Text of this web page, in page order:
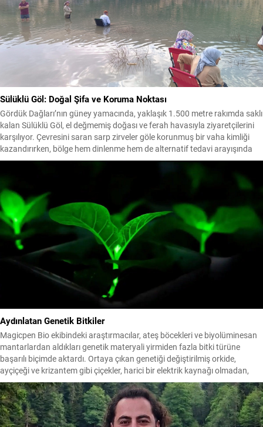
Sülüklü Göl: Doğal Şifa ve Koruma Noktası
Gördük Dağları’nın güney yamacında, yaklaşık 1.500 metre rakımda saklı
kalan Sülüklü Göl, el değmemiş doğası ve ferah havasıyla ziyaretçilerini
karşılıyor. Çevresini saran sarp zirveler göle korunmuş bir vaha kimliği
kazandırırken, bölge hem dinlenme hem de alternatif tedavi arayışında
olanlar için cazip hale geliyor. Gölün adını aldığı sülükler, yörede alternatif
Aydınlatan Genetik Bitkiler
Magicpen Bio ekibindeki araştırmacılar, ateş böcekleri ve biyolüminesan
mantarlardan aldıkları genetik materyali yirmiden fazla bitki türüne
başarılı biçimde aktardı. Ortaya çıkan genetiği değiştirilmiş orkide,
ayçiçeği ve krizantem gibi çiçekler, harici bir elektrik kaynağı olmadan,
yalnızca su ve gübreyle uzun süreli ışık verebiliyor. Pekin’deki
Zhongguancun Forumu’nda sergilenen bu canlı bitkiler, şarj...